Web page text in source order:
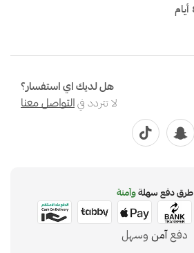
هل لديك اي استفسار؟
لا تتردد فيالتواصل معنا
طرق دفع سهلةوآمنة
دفعآمن وسهل